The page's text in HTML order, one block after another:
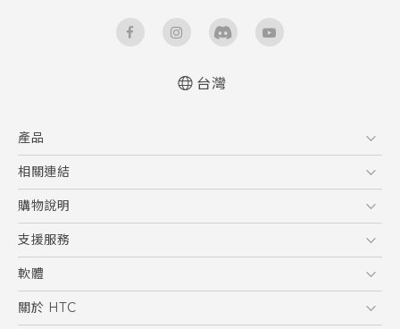
台灣
產品
5G
智慧型手機
配件
相關連結
HTC Research
購物說明
購物須知
訂單管理
付款方式
支援服務
到府收送維修服務
服務中心資訊
軟體
應用程式
關於 HTC